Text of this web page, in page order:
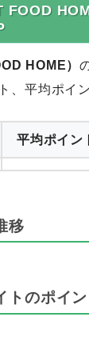
FOOD
HOME）
、平均ポイ
平均ポイン
移
トのポイ